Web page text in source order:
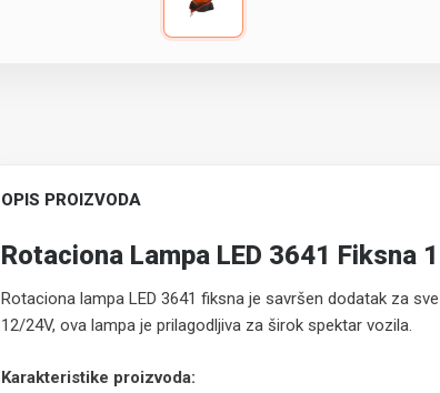
OPIS PROIZVODA
Rotaciona Lampa LED 3641 Fiksna
Rotaciona lampa LED 3641 fiksna je savršen dodatak za
12/24V, ova lampa je prilagodljiva za širok spektar vozila.
Karakteristike proizvoda: